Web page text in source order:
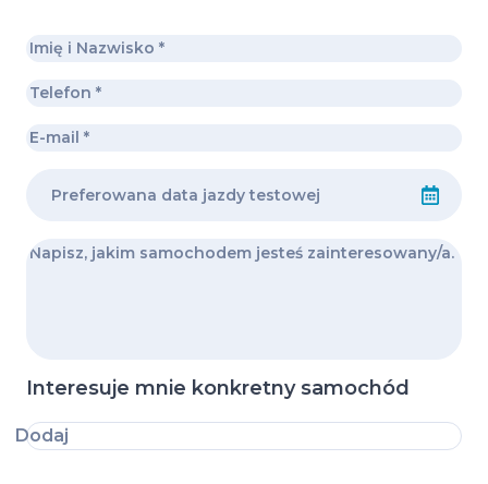
Interesuje mnie konkretny samochód
Dodaj